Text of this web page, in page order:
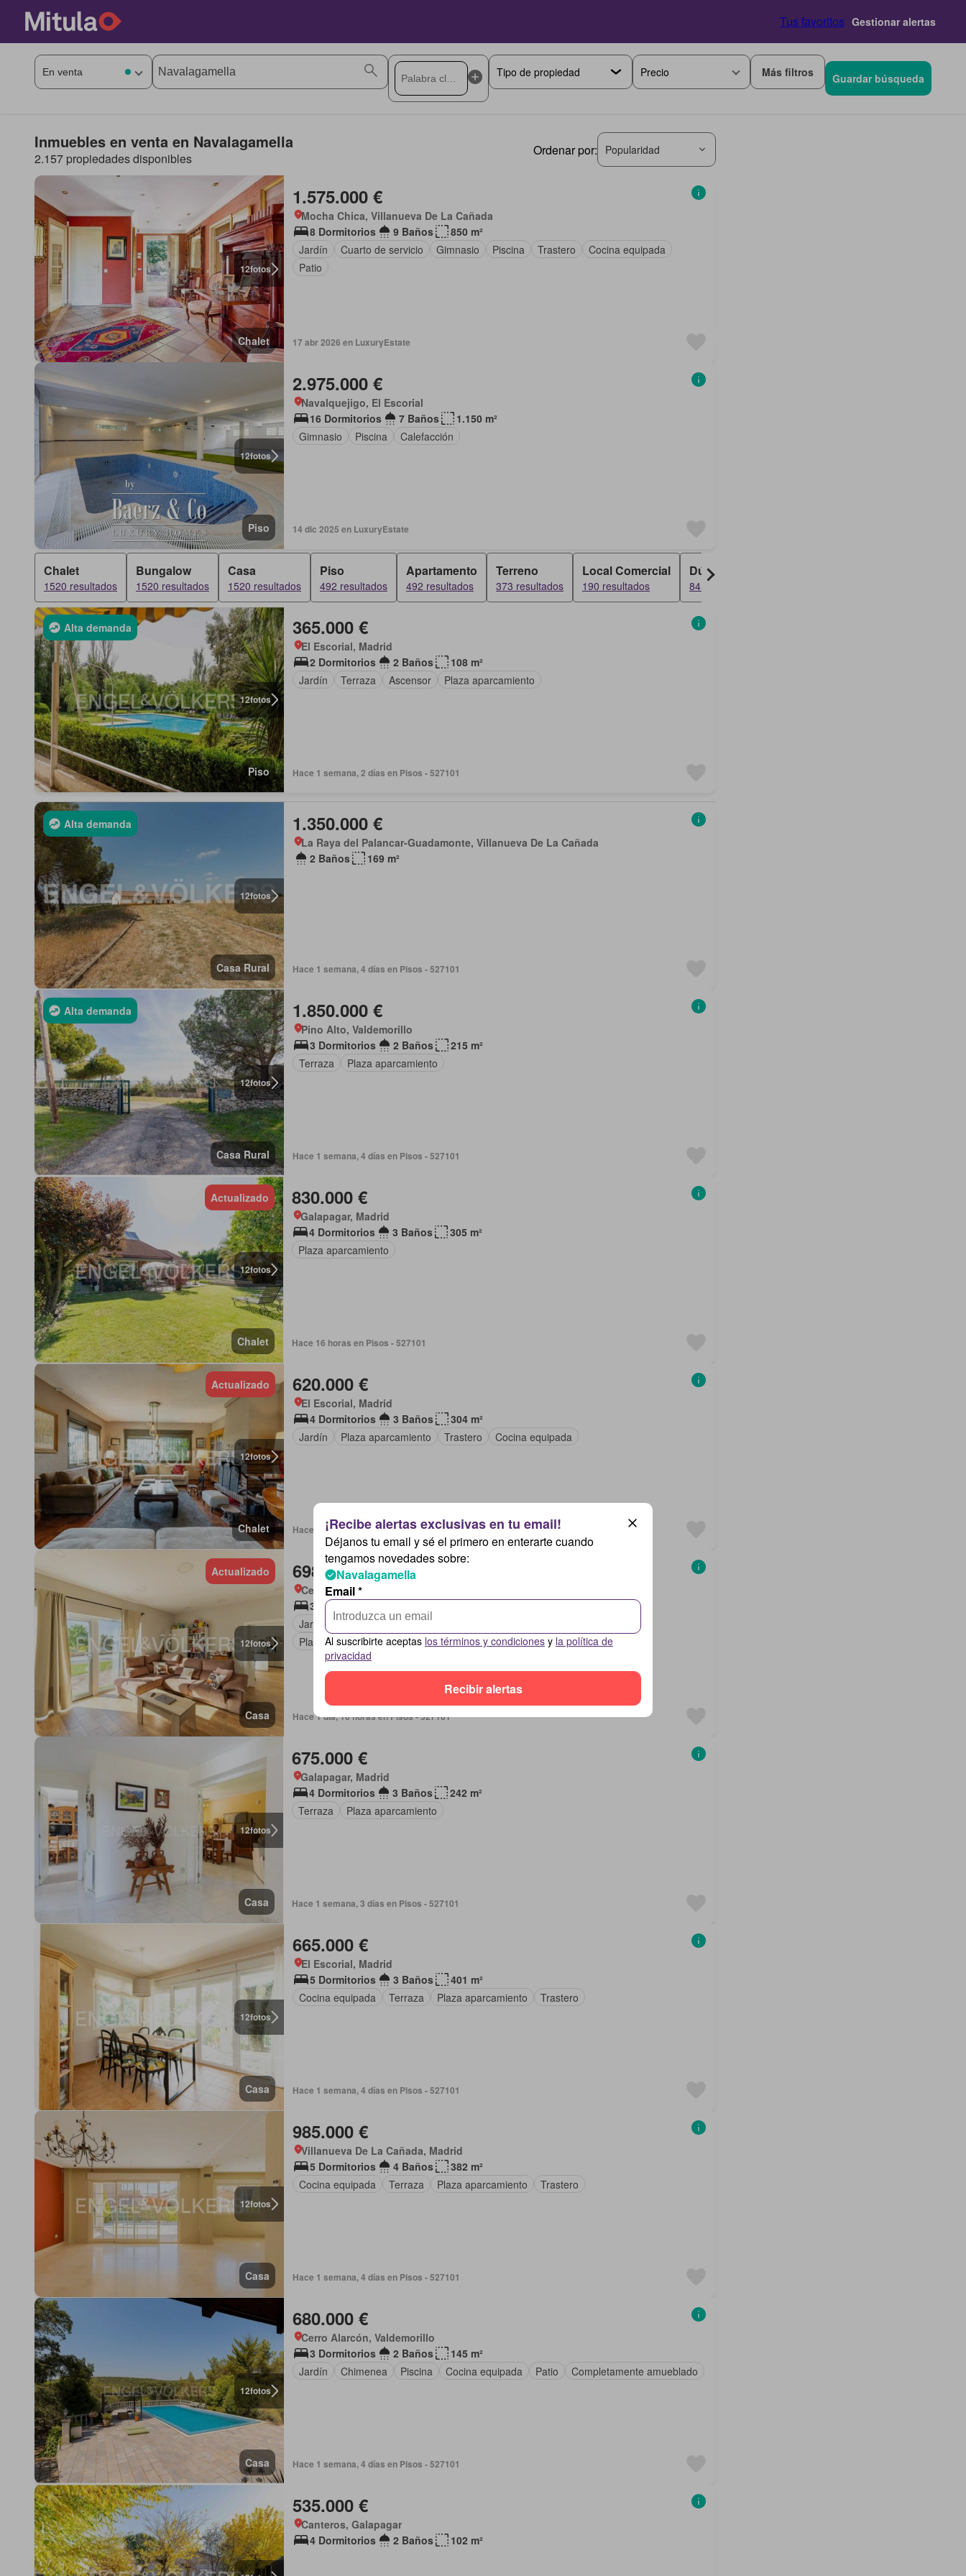
Tus favoritos Gestionar alertas
Precio Más filtros Guardar búsqueda
Inmuebles en venta en Navalagamella
2.157 propiedades disponibles
Ordenar por: Popularidad
12fotos
Chalet
1.575.000 €
Mocha Chica, Villanueva De La Cañada
8 Dormitorios
9 Baños
850 m²
Jardín
Cuarto de servicio Gimnasio Piscina Trastero
Cocina equipada
Patio
17 abr 2026 en LuxuryEstate
12fotos
Piso
2.975.000 €
Navalquejigo, El Escorial
16 Dormitorios
7 Baños
1.150 m²
Gimnasio
Piscina Calefacción
14 dic 2025 en LuxuryEstate
Chalet
1520 resultados
Bungalow
1520 resultados
Casa
1520 resultados
Piso
492 resultados
Apartamento
492 resultados
Terreno
373 resultados
Local Comercial
190 resultados
Dúplex
84 resultados
12fotos
Alta demanda
Piso
365.000 €
El Escorial, Madrid
2 Dormitorios
2 Baños
108 m²
Jardín
Terraza Ascensor Plaza aparcamiento
Hace 1 semana, 2 días en Pisos - 527101
12fotos
Alta demanda
Casa Rural
1.350.000 €
La Raya del Palancar-Guadamonte, Villanueva De La Cañada
2 Baños
169 m²
Hace 1 semana, 4 días en Pisos - 527101
12fotos
Alta demanda
Casa Rural
1.850.000 €
Pino Alto, Valdemorillo
3 Dormitorios
2 Baños
215 m²
Terraza
Plaza aparcamiento
Hace 1 semana, 4 días en Pisos - 527101
12fotos
Actualizado
Chalet
830.000 €
Galapagar, Madrid
4 Dormitorios
3 Baños
305 m²
Plaza aparcamiento
Hace 16 horas en Pisos - 527101
12fotos
Actualizado
Chalet
620.000 €
El Escorial, Madrid
4 Dormitorios
3 Baños
304 m²
Jardín
Plaza aparcamiento Trastero Cocina equipada
Hace 1 día, 16 horas en Pisos - 527101
12fotos
Actualizado
Casa
698.000 €
Cerro Alarcón, Valdemorillo
3 Dormitorios
Jardín
Cocina equipada Cuarto de servicio
Plaza aparcamiento
Calefacción
Hace 1 día, 16 horas en Pisos - 527101
12fotos
Casa
675.000 €
Galapagar, Madrid
4 Dormitorios
3 Baños
242 m²
Terraza
Plaza aparcamiento
Hace 1 semana, 3 días en Pisos - 527101
12fotos
Casa
665.000 €
El Escorial, Madrid
5 Dormitorios
3 Baños
401 m²
Cocina equipada
Terraza Plaza aparcamiento Trastero
Hace 1 semana, 4 días en Pisos - 527101
12fotos
Casa
985.000 €
Villanueva De La Cañada, Madrid
5 Dormitorios
4 Baños
382 m²
Cocina equipada
Terraza Plaza aparcamiento Trastero
Hace 1 semana, 4 días en Pisos - 527101
12fotos
Casa
680.000 €
Cerro Alarcón, Valdemorillo
3 Dormitorios
2 Baños
145 m²
Jardín
Chimenea Piscina Cocina equipada Patio Completamente amueblado
Hace 1 semana, 4 días en Pisos - 527101
535.000 €
Canteros, Galapagar
4 Dormitorios
2 Baños 102 m²
Déjanos tu email y sé el primero en enterarte cuando
tengamos novedades sobre:
Navalagamella
Email *
Al suscribirte aceptas los términos y condiciones y la política de
privacidad
Recibir alertas